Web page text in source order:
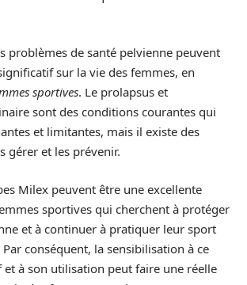
problèmes de santé pelvienne peuvent
sur la vie des femmes, en
sportives. Le prolapsus et
sont des conditions courantes qui
et limitantes, mais il existe des
gérer et les prévenir.
Milex peuvent être une excellente
sportives qui cherchent à protéger
et à continuer à pratiquer leur sport
conséquent, la sensibilisation à ce
à son utilisation peut faire une réelle